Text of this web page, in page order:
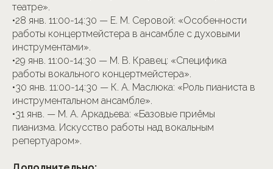
театре».
•28 янв. 11:00-14:30 — Е. М. Серовой: «Особенности
работы концертмейстера в ансамбле с духовыми
инструментами».
•29 янв. 11:00-14:30 — М. В. Кравец: «Специфика
работы вокального концертмейстера».
•30 янв. 11:00-14:30 — К. А. Маслюка: «Роль пианиста в
инструментальном ансамбле».
•31 янв. — М. А. Аркадьева: «Базовые приёмы
пианизма. Искусство работы над вокальным
репертуаром».